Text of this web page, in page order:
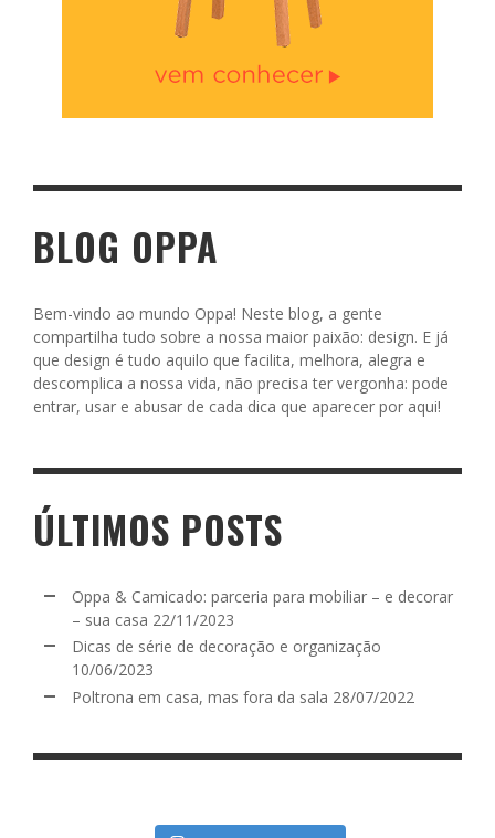
BLOG OPPA
Bem-vindo ao mundo Oppa! Neste blog, a gente
compartilha tudo sobre a nossa maior paixão: design. E já
que design é tudo aquilo que facilita, melhora, alegra e
descomplica a nossa vida, não precisa ter vergonha: pode
entrar, usar e abusar de cada dica que aparecer por aqui!
ÚLTIMOS POSTS
Oppa & Camicado: parceria para mobiliar – e decorar
– sua casa 22/11/2023
Dicas de série de decoração e organização
10/06/2023
Poltrona em casa, mas fora da sala 28/07/2022